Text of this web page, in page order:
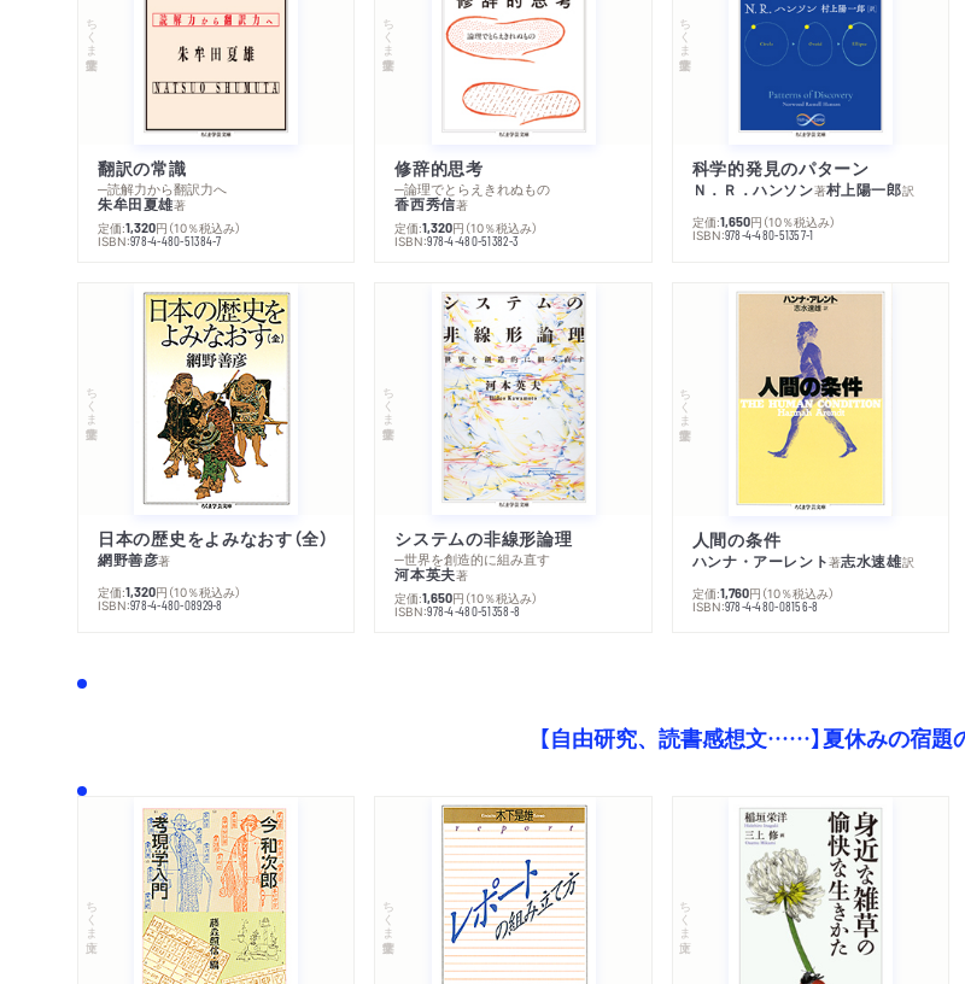
ちくま学芸文庫
翻訳の常識
─読解力から翻訳力へ
朱牟田夏雄著
定価:1,320円 （10％税込み）
ISBN:978-4-480-51384-7
ちくま学芸文庫
修辞的思考
─論理でとらえきれぬもの
香西秀信著
定価:1,320円 （10％税込み）
ISBN:978-4-480-51382-3
ちくま学芸文庫
科学的発見のパターン
Ｎ．Ｒ．ハンソン著村上陽一郎訳
定価:1,650円 （10％税込み）
ISBN:978-4-480-51357-1
ちくま学芸文庫
日本の歴史をよみなおす（全）
網野善彦著
定価:1,320円 （10％税込み）
ISBN:978-4-480-08929-8
ちくま学芸文庫
システムの非線形論理
─世界を創造的に組み直す
河本英夫著
定価:1,650円 （10％税込み）
ISBN:978-4-480-51358-8
ちくま学芸文庫
人間の条件
ハンナ・アーレント著志水速雄訳
定価:1,760円 （10％税込み）
ISBN:978-4-480-08156-8
【自由研究、読書感想文……】夏休みの宿題
ちくま文庫 ちくま学芸文庫 ちくま文庫